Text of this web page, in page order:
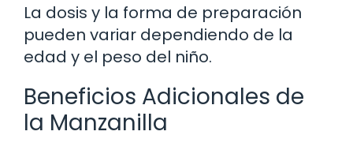
La dosis y la forma de preparación
pueden variar dependiendo de la
edad y el peso del niño.
Beneficios Adicionales de
la Manzanilla